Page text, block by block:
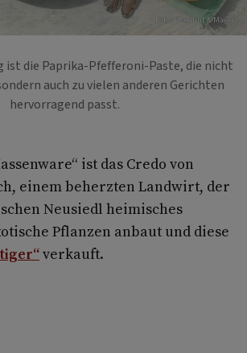
Foto: Eisenhut & Mayer
ist die Paprika-Pfefferoni-Paste, die nicht
auch zu vielen anderen Gerichten
hervorragend passt.
ist das Credo von
einem beherzten Landwirt, der
Neusiedl heimisches
Pflanzen anbaut und diese
verkauft.